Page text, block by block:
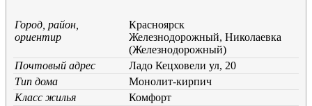
Город, район,
ориентир
Красноярск
Железнодорожный, Николаевка
(Железнодорожный)
Почтовый адрес
Ладо Кецховели ул, 20
Тип дома
Монолит-кирпич
Класс жилья
Комфорт